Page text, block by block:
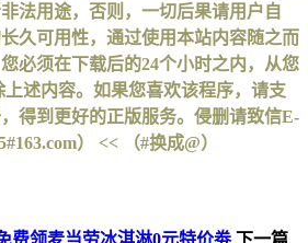
法用途，否则，一切后果请用户自
久可用性，通过使用本站内容随之而
必须在下载后的24个小时之内，从您
述内容。如果您喜欢该程序，请支
得到更好的正版服务。侵删请致信E-
） << （#换成@）
费领麦当劳冰淇淋0元特价劵 下一篇